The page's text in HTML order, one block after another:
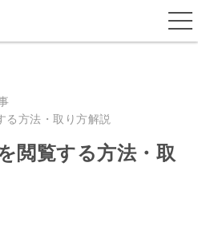
る方法・取り方解説
閲覧する方法・取